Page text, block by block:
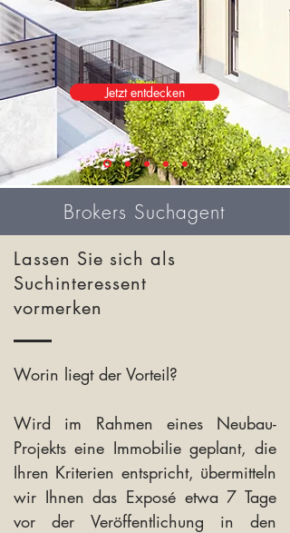
Jetzt entdecken
Brokers Suchagent
Lassen Sie sich als
Suchinteressent
vormerken
Worin liegt der Vorteil?
Wird im Rahmen eines Neubau-
Projekts eine Immobilie geplant, die
Ihren Kriterien entspricht, übermitteln
wir Ihnen das Exposé etwa 7 Tage
vor der Veröffentlichung in den